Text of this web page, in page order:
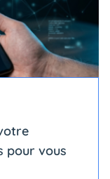
pour vous